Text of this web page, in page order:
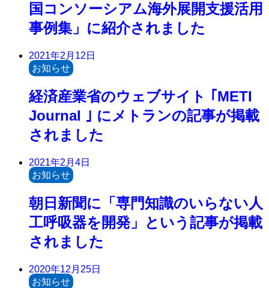
国コンソーシアム海外展開支援活用
事例集」に紹介されました
2021年2月12日
お知らせ
経済産業省のウェブサイト ｢METI
Journal ｣ にメトランの記事が掲載
されました
2021年2月4日
お知らせ
朝日新聞に「専門知識のいらない人
工呼吸器を開発」という記事が掲載
されました
2020年12月25日
お知らせ